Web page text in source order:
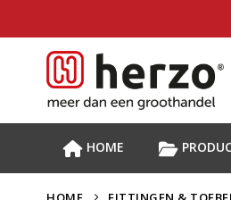
HOME